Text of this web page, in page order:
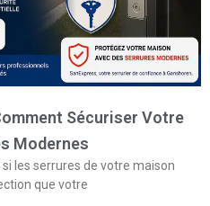
Sécuriser Votre
Modernes
les serrures de votre maison
que votre